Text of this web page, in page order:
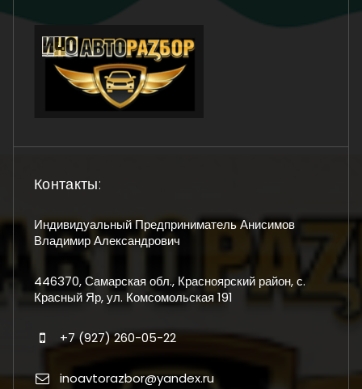
Контакты:
Индивидуальный Предприниматель Анисимов
Владимир Александрович
446370, Самарская обл., Красноярский район, с.
Красный Яр, ул. Комсомольская 191
+7 (927) 260-05-22
inoavtorazbor@yandex.ru